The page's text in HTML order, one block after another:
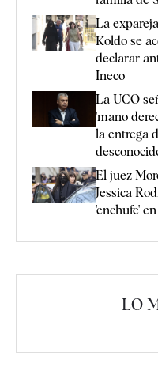
La
Koldo se
declarar
Ineco
La UCO
'mano
la entrega
El juez
Jessica
'enchufe'
LO